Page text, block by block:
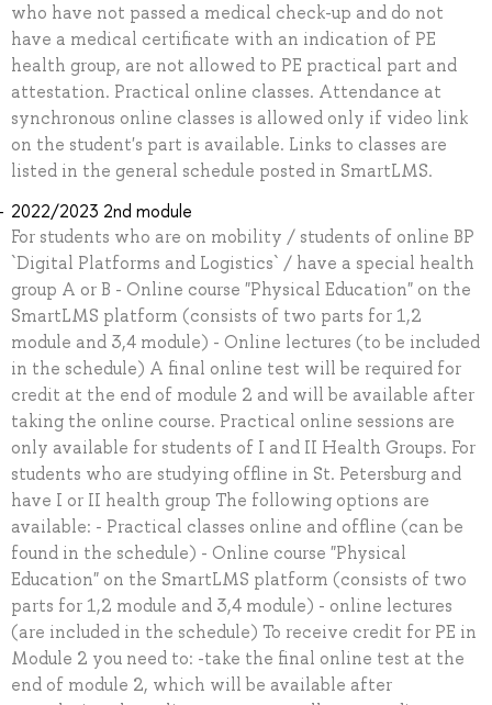
who have not passed a medical check-up and do not
have a medical certificate with an indication of PE
health group, are not allowed to PE practical part and
attestation. Practical online classes. Attendance at
synchronous online classes is allowed only if video link
on the student's part is available. Links to classes are
listed in the general schedule posted in SmartLMS.
2022/2023 2nd module
For students who are on mobility / students of online BP
`Digital Platforms and Logistics` / have a special health
group A or B - Online course "Physical Education" on the
SmartLMS platform (consists of two parts for 1,2
module and 3,4 module) - Online lectures (to be included
in the schedule) A final online test will be required for
credit at the end of module 2 and will be available after
taking the online course. Practical online sessions are
only available for students of I and II Health Groups. For
students who are studying offline in St. Petersburg and
have I or II health group The following options are
available: - Practical classes online and offline (can be
found in the schedule) - Online course "Physical
Education" on the SmartLMS platform (consists of two
parts for 1,2 module and 3,4 module) - online lectures
(are included in the schedule) To receive credit for PE in
Module 2 you need to: -take the final online test at the
end of module 2, which will be available after